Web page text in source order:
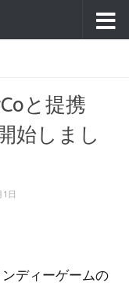
と提携
始しまし
1日
ディーゲームの